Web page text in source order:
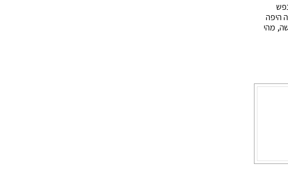
היפה
מהי